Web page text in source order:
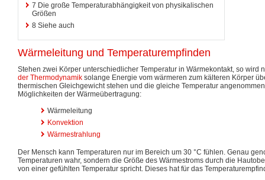
7 Die große Temperaturabhängigkeit von physikalischen
Größen
8 Siehe auch
Wärmeleitung und Temperaturempfinden
Stehen zwei Körper unterschiedlicher Temperatur in Wärmekontakt, so wird
der Thermodynamik solange Energie vom wärmeren zum kälteren Körper
thermischen Gleichgewicht stehen und die gleiche Temperatur
Möglichkeiten der Wärmeübertragung:
Wärmeleitung
Konvektion
Wärmestrahlung
Der Mensch kann Temperaturen nur im Bereich um 30 °C fühlen. Genau
Temperaturen wahr, sondern die Größe des Wärmestroms durch die
von einer gefühlten Temperatur spricht. Dieses hat für das